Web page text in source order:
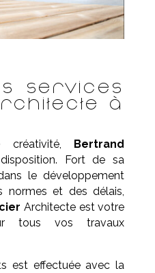
services
à
créativité, Bertrand
Fort de sa
le développement
normes et des délais,
Architecte est votre
tous vos travaux
est effectuée avec la